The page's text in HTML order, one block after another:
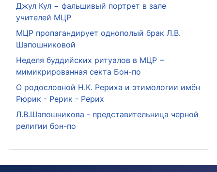
Джул Кул − фальшивый портрет в зале
учителей МЦР
МЦР пропагандирует однополый брак Л.В.
Шапошниковой
Неделя буддийских ритуалов в МЦР −
мимикрированная секта Бон-по
О родословной Н.К. Рериха и этимологии имён
Рюрик - Рерик - Рерих
Л.В.Шапошникова - представительница черной
религии бон-по